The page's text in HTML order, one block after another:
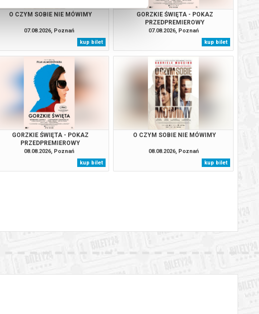
O CZYM SOBIE NIE MÓWIMY
07.08.2026, Poznań
kup bilet
GORZKIE ŚWIĘTA - POKAZ
PRZEDPREMIEROWY
07.08.2026, Poznań
kup bilet
GORZKIE ŚWIĘTA - POKAZ
PRZEDPREMIEROWY
08.08.2026, Poznań
kup bilet
O CZYM SOBIE NIE MÓWIMY
08.08.2026, Poznań
kup bilet